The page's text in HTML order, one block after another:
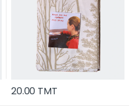
20.00 TMT